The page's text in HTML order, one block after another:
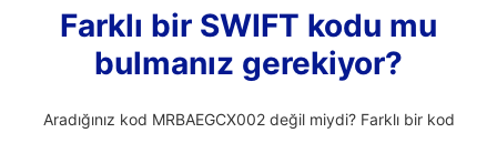
Farklı bir SWIFT kodu mu
bulmanız gerekiyor?
Aradığınız kod MRBAEGCX002 değil miydi? Farklı bir kod